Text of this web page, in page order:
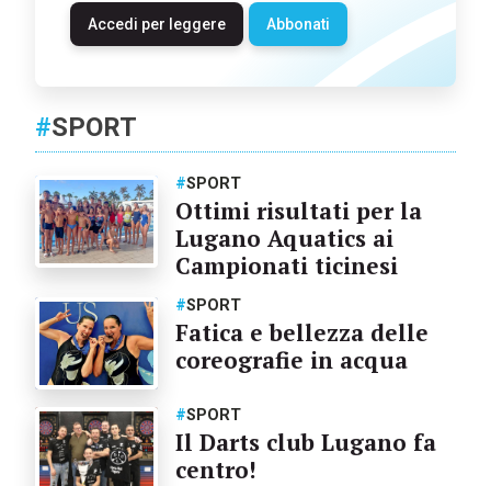
Accedi per leggere Abbonati
#SPORT
#SPORT
Ottimi risultati per la
Lugano Aquatics ai
Campionati ticinesi
#SPORT
Fatica e bellezza delle
coreografie in acqua
#SPORT
Il Darts club Lugano fa
centro!